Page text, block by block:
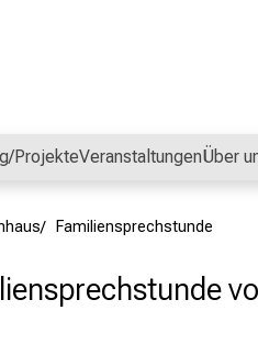
ProjekteVeranstaltungenÜber
Familiensprechstunde